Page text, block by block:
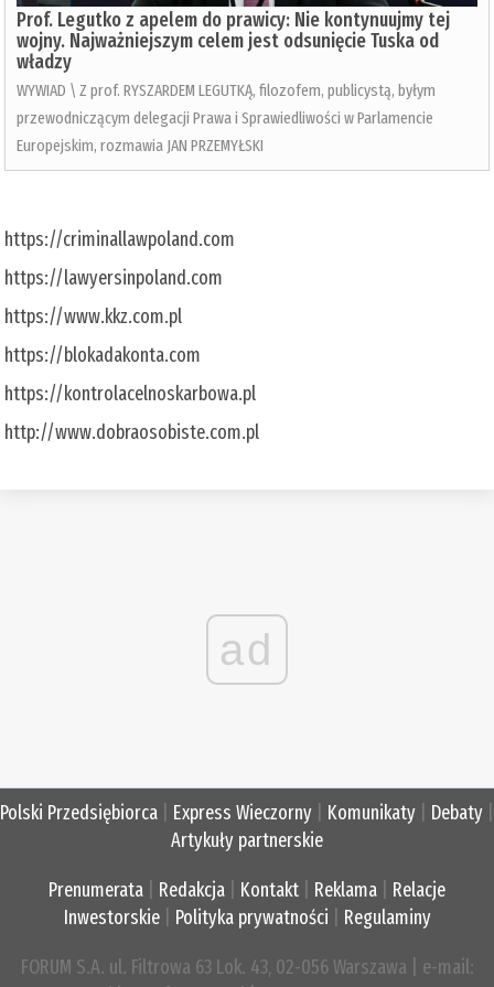
Prof. Legutko z apelem do prawicy: Nie kontynuujmy tej
wojny. Najważniejszym celem jest odsunięcie Tuska od
władzy
WYWIAD \ Z prof. RYSZARDEM LEGUTKĄ, filozofem, publicystą, byłym
przewodniczącym delegacji Prawa i Sprawiedliwości w Parlamencie
Europejskim, rozmawia JAN PRZEMYŁSKI
https://criminallawpoland.com
https://lawyersinpoland.com
https://www.kkz.com.pl
https://blokadakonta.com
https://kontrolacelnoskarbowa.pl
http://www.dobraosobiste.com.pl
ad
Polski Przedsiębiorca Express Wieczorny Komunikaty Debaty
Artykuły partnerskie
Prenumerata Redakcja Kontakt Reklama
Relacje
Inwestorskie| Polityka prywatności Regulaminy
FORUM S.A. ul. Filtrowa 63 Lok. 43, 02-056 Warszawa | e-mail: